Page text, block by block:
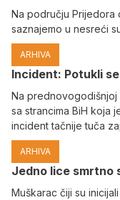
Na području Prijedora
saznajemo u nesreći
ARHIVA
Incident: Potukli
Na
sa strancima BiH koja
incident tačnije tuča
ARHIVA
Јedno lice smrtno
Muškarac čiji su